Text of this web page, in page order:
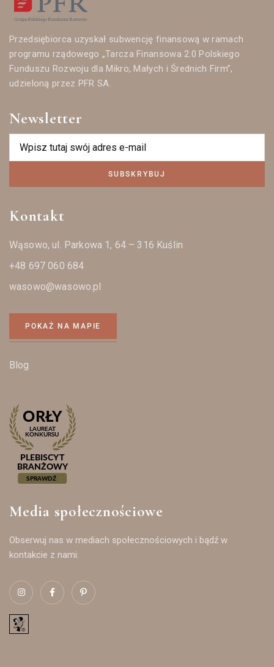
Przedsiębiorca uzyskał subwencję finansową w ramach
programu rządowego „Tarcza Finansowa 2.0 Polskiego
Funduszu Rozwoju dla Mikro, Małych i Średnich Firm”,
udzieloną przez PFR SA.
Newsletter
SUBSKRYBUJ
Kontakt
Wąsowo, ul. Parkowa 1, 64 – 316 Kuślin
+48 697 060 684
wasowo@wasowo.pl
POKAŻ NA MAPIE
Blog
Media społecznościowe
Obserwuj nas w mediach społecznościowych i bądź w
kontakcie z nami.